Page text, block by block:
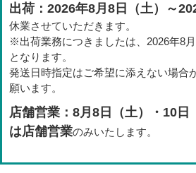
出荷：2026年8月8日（土）～
休業させていただきます。
※出荷業務につきましたは、2026年8
となります。
発送日時指定はご希望に添えない場合
願います。
店舗営業：8月8日（土）・10日
は店舗営業のみいたします。